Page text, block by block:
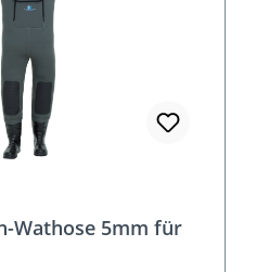
Wathose 5mm für